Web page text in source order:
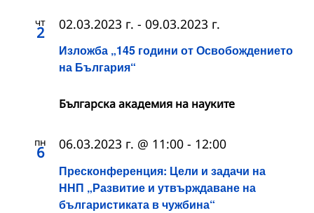
чт
2
Изложба „145 години от Освобождението
на България“
02.03.2023 г. - 09.03.2023 г.
Българска академия на науките
пн
6
Пресконференция: Цели и задачи на
ННП „Развитие и утвърждаване на
българистиката в чужбина“
06.03.2023 г. @ 11:00 - 12:00